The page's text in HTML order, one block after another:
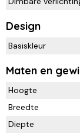
Design
Basiskleur
Maten en
Hoogte
Breedte
Diepte